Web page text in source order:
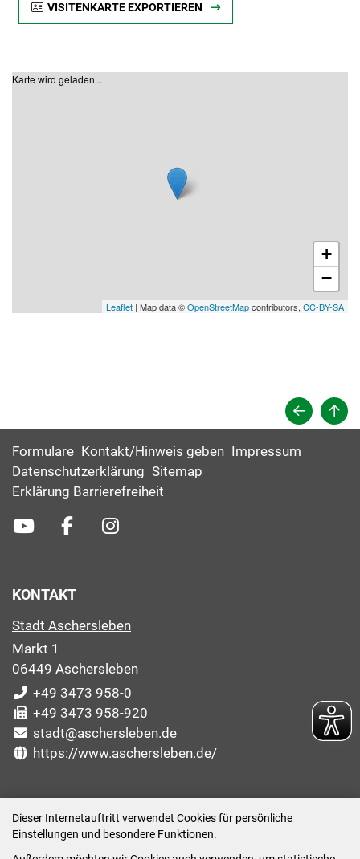
Dieser Internetauftritt verwendet Cookies für persönliche
Einstellungen und besondere Funktionen.
VISITENKARTE EXPORTIEREN
Karte wird geladen...
+
−
Leaflet | Map data ©OpenStreetMapcontributors, CC-BY-SA
Formulare Kontakt/Hinweis geben Impressum
Datenschutzerklärung Sitemap
Erklärung Barrierefreiheit
KONTAKT
Stadt Aschersleben
Markt 1
06449 Aschersleben
+49 3473 958-0
+49 3473 958-920
stadt@aschersleben.de
https://www.aschersleben.de/
Montag: 09:00-12:00 /14:00-15:00 Uhr